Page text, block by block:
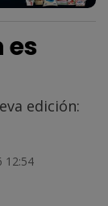
es
edición:
12:54